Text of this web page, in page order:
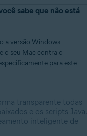
sabe que não está
a versão Windows
o seu Mac contra o
para este
transparente todas
e os scripts Java.
inteligente de